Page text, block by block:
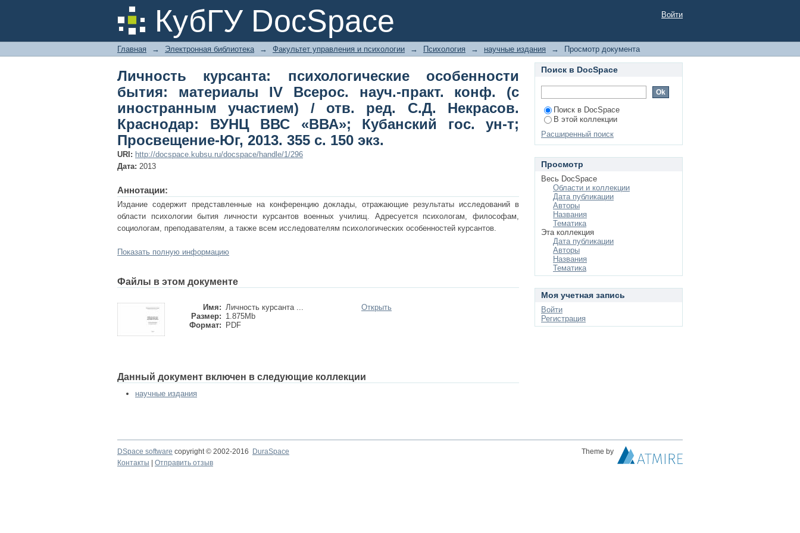
КубГУ DocSpace
Личность курсанта: психологические особенности бытия: материалы IV
Всерос. науч.-практ. конф. (с иностранным участием) / отв. ред. С.Д.
Некрасов. Краснодар: ВУНЦ ВВС «ВВА»; Кубанский гос. ун-т; Просвещение-
Юг, 2013. 355 с. 150 экз.
Войти
Главная → Электронная библиотека → Факультет управления и психологии → Психология → научные издания → Просмотр документа
Личность курсанта: психологические особенности
бытия: материалы IV Всерос. науч.-практ. конф. (с
иностранным участием) / отв. ред. С.Д. Некрасов.
Краснодар: ВУНЦ ВВС «ВВА»; Кубанский гос. ун-т;
Просвещение-Юг, 2013. 355 с. 150 экз.
URI: http://docspace.kubsu.ru/docspace/handle/1/296
Дата: 2013
Аннотации:
Издание содержит представленные на конференцию доклады, отражающие результаты исследований в
области психологии бытия личности курсантов военных училищ. Адресуется психологам, философам,
социологам, преподавателям, а также всем исследователям психологических особенностей курсантов.
Показать полную информацию
Файлы в этом документе
Имя: Личность курсанта ...
Размер: 1.875Mb
Формат:
PDF
Открыть
Данный документ включен в следующие коллекции
научные издания
Поиск в DocSpace
Поиск в DocSpace
В этой коллекции
Расширенный поиск
Просмотр
Весь DocSpace
Области и коллекции
Дата публикации
Авторы
Названия
Тематика
Эта коллекция
Дата публикации
Авторы
Названия
Тематика
Моя учетная запись
Войти
Регистрация
DSpace software copyright © 2002-2016 DuraSpace
Theme by
Контакты
Отправить отзыв